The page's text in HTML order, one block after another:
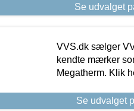
Se udvalget
VVS.dk sælger
kendte mærker
Megatherm. Klik
Se udvalget